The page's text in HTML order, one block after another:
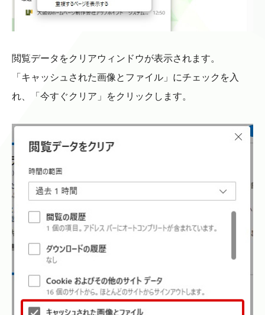
閲覧データをクリアウィンドウが表示されます。
「キャッシュされた画像とファイル」にチェックを入
れ、「今すぐクリア」をクリックします。